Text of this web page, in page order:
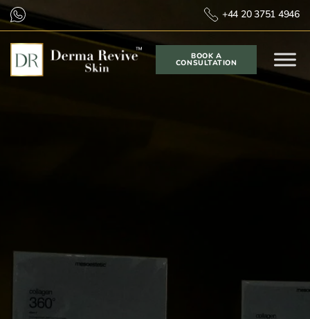
+44 20 3751 4946
BOOK A
CONSULTATION